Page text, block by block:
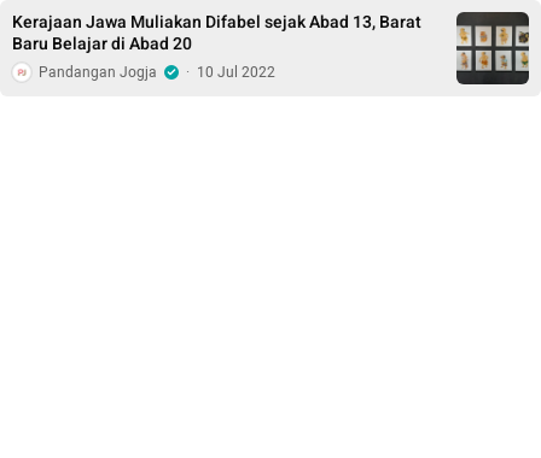
Kerajaan Jawa Muliakan Difabel sejak Abad 13, Barat
Baru Belajar di Abad 20
Pandangan Jogja · 10 Jul 2022